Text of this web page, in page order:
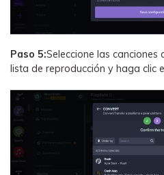
Paso 5:Seleccione las
lista de reproducción y haga clic